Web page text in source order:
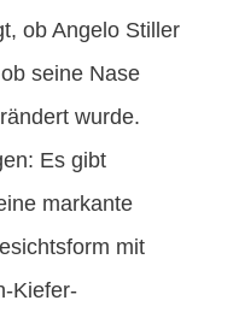
ob Angelo Stiller
seine Nase
wurde.
Es gibt
markante
mit
Kiefer-